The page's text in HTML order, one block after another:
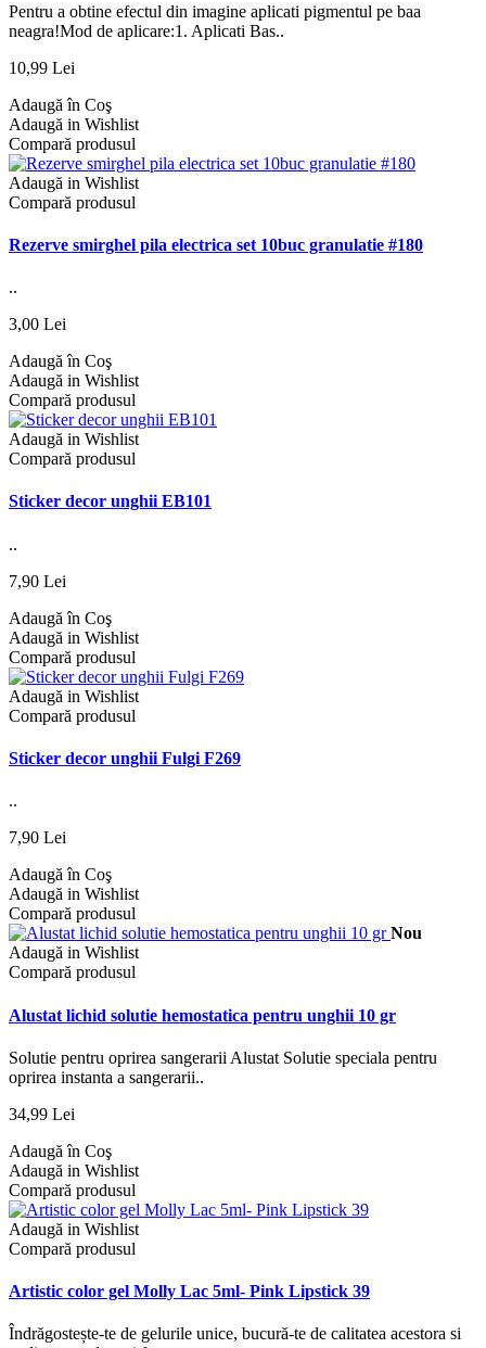
Pentru a obtine efectul din imagine aplicati pigmentul pe baa
neagra!Mod de aplicare:1. Aplicati Bas..
10,99 Lei
Adaugă în Coş
Adaugă in Wishlist
Compară produsul
Adaugă in Wishlist
Compară produsul
Rezerve smirghel pila electrica set 10buc granulatie #180
..
3,00 Lei
Adaugă în Coş
Adaugă in Wishlist
Compară produsul
Adaugă in Wishlist
Compară produsul
Sticker decor unghii EB101
..
7,90 Lei
Adaugă în Coş
Adaugă in Wishlist
Compară produsul
Adaugă in Wishlist
Compară produsul
Sticker decor unghii Fulgi F269
..
7,90 Lei
Adaugă în Coş
Adaugă in Wishlist
Compară produsul
Nou
Adaugă in Wishlist
Compară produsul
Alustat lichid solutie hemostatica pentru unghii 10 gr
Solutie pentru oprirea sangerarii Alustat Solutie speciala pentru
oprirea instanta a sangerarii..
34,99 Lei
Adaugă în Coş
Adaugă in Wishlist
Compară produsul
Adaugă in Wishlist
Compară produsul
Artistic color gel Molly Lac 5ml- Pink Lipstick 39
Îndrăgostește-te de gelurile unice, bucură-te de calitatea acestora si